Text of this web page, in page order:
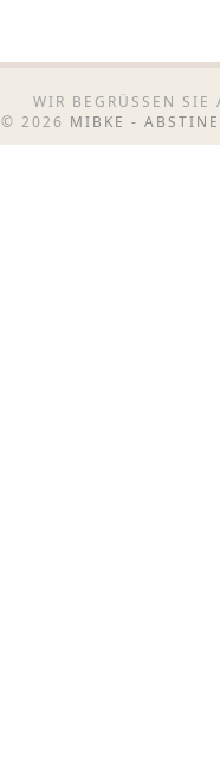
WIR BEGRÜSSEN
© 2026 MIBKE -